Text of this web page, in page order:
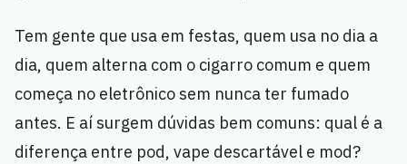
Tem gente que usa em festas, quem usa no dia a
dia, quem alterna com o cigarro comum e quem
começa no eletrônico sem nunca ter fumado
antes. E aí surgem dúvidas bem comuns: qual é a
diferença entre pod, vape descartável e mod?